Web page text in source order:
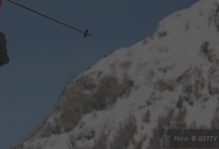
Foto: © GETTY